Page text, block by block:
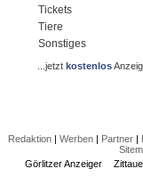
Tickets
Tiere
Sonstiges
...jetztkostenlos
Redaktion| Werben| Partner|
Görlitzer Anzeiger